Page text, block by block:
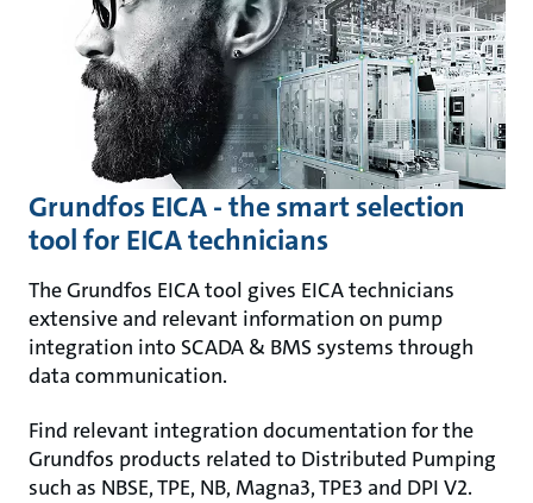
Grundfos EICA - the smart selection
tool for EICA technicians
The Grundfos EICA tool gives EICA technicians
extensive and relevant information on pump
integration into SCADA & BMS systems through
data communication.
Find relevant integration documentation for the
Grundfos products related to Distributed Pumping
such as NBSE, TPE, NB, Magna3, TPE3 and DPI V2.